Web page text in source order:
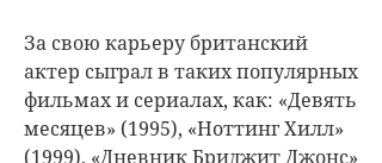
За свою карьеру британский
актер сыграл в таких популярных
фильмах и сериалах, как: «Девять
месяцев» (1995), «Ноттинг Хилл»
(1999), «Дневник Бриджит Джонс»